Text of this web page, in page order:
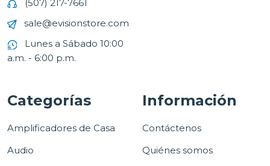
(507) 217-7661
sale@evisionstore.com
Lunes a Sábado 10:00
a.m. - 6:00 p.m.
Categorías
Amplificadores de Casa
Audio
Información
Contáctenos
Quiénes somos